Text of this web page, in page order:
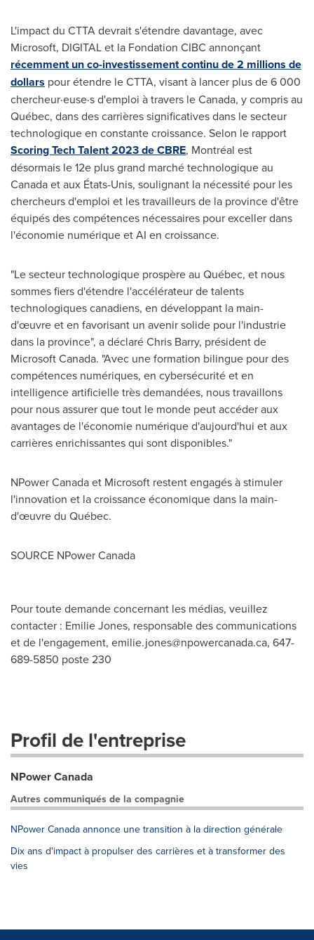
L'impact du CTTA devrait s'étendre davantage, avec
Microsoft, DIGITAL et la Fondation CIBC annonçant
récemment un co-investissement continu de 2 millions de
dollars pour étendre le CTTA, visant à lancer plus de 6 000
chercheur·euse·s d'emploi à travers leCanada, y compris au
Québec, dans des carrières significatives dans le secteur
technologique en constante croissance. Selon le rapport
Scoring Tech Talent 2023 de CBRE, Montréal est
désormais le 12e plus grand marché technologique au
Canadaet aux États-Unis, soulignant la nécessité pour les
cherc­­heurs d'emploi et les travailleurs de la province d'être
équipés des compétences nécessaires pour exceller dans
l'économie numérique et AI en croissance.
"Le secteur technologique prospère au Québec, et nous
sommes fiers d'étendre l'accélérateur de talents
technologiques canadiens, en développant la main-
d'œuvre et en favorisant un avenir solide pour l'industrie
dans la province", a déclaréChris Barry, président de
Microsoft Canada. "Avec une formation bilingue pour des
compétences numériques, en cybersécurité et en
intelligence artificielle très demandées, nous travaillons
pour nous assurer que tout le monde peut accéder aux
avantages de l'économie numérique d'aujourd'hui et aux
carrières enrichissantes qui sont disponibles."
NPower Canada et Microsoft restent engagés à stimuler
l'innovation et la croissance économique dans la main-
d'œuvre du Québec.
SOURCE NPower Canada
Pour toute demande concernant les médias, veuillez
contacter : Emilie Jones, responsable des communications
et de l'engagement, emilie.jones@npowercanada.ca, 647-
689-5850 poste 230
Profil de l'entreprise
NPower Canada
Autres communiqués de la compagnie
NPower Canada annonce une transition à la direction générale
Dix ans d'impact à propulser des carrières et à transformer des
vies